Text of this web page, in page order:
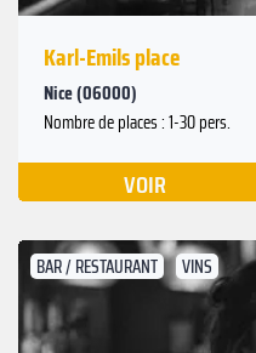
Karl-Emils place
Nice (06000)
Nombre de places : 1-30 pers.
VOIR
BAR / RESTAURANT VINS